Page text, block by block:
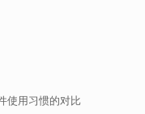
使用习惯的对比